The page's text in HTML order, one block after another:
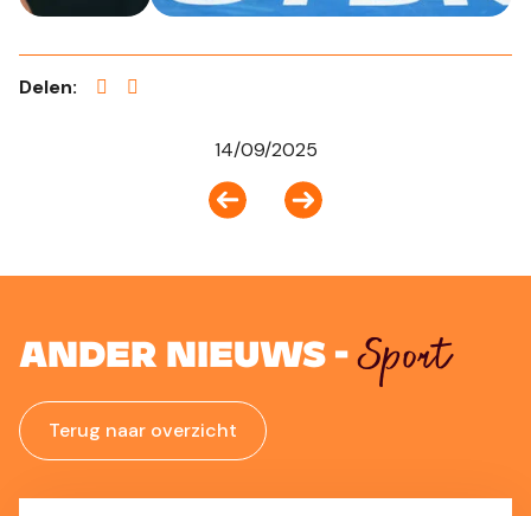
Delen:
14/09/2025
Ander nieuws - Sport
Terug naar overzicht